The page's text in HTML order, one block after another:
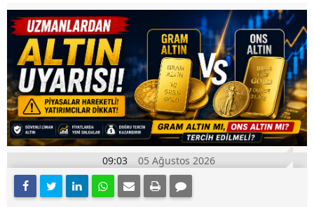
09:03 05 Ağustos 2026